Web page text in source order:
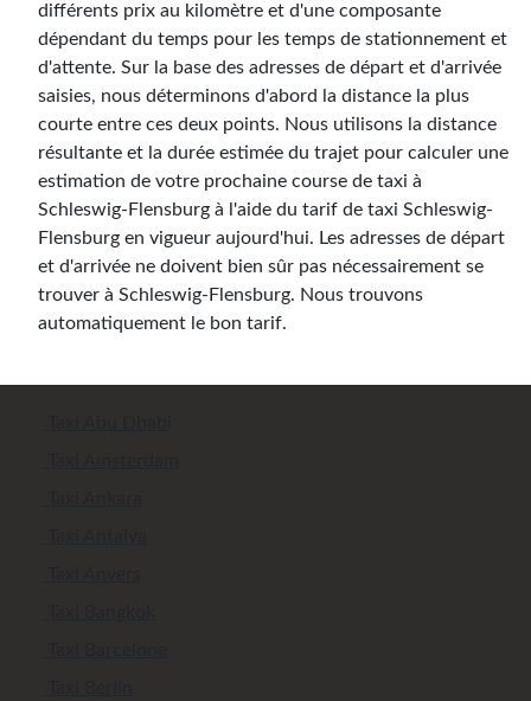
différents prix au kilomètre et d'une composante
dépendant du temps pour les temps de stationnement et
d'attente. Sur la base des adresses de départ et d'arrivée
saisies, nous déterminons d'abord la distance la plus
courte entre ces deux points. Nous utilisons la distance
résultante et la durée estimée du trajet pour calculer une
estimation de votre prochaine course de taxi à
Schleswig-Flensburg à l'aide du tarif de taxi Schleswig-
Flensburg en vigueur aujourd'hui. Les adresses de départ
et d'arrivée ne doivent bien sûr pas nécessairement se
trouver à Schleswig-Flensburg. Nous trouvons
automatiquement le bon tarif.